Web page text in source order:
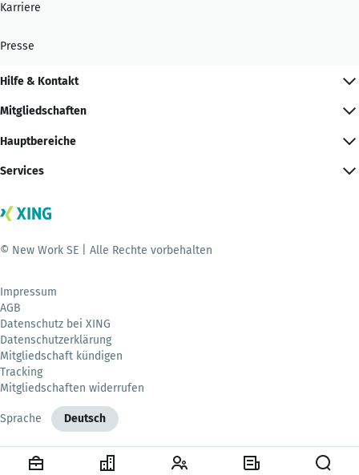
Karriere
Presse
Hilfe & Kontakt
Mitgliedschaften
Hauptbereiche
Services
© New Work SE | Alle Rechte vorbehalten
Impressum
AGB
Datenschutz bei XING
Datenschutzerklärung
Mitgliedschaft kündigen
Tracking
Mitgliedschaften widerrufen
Sprache Deutsch